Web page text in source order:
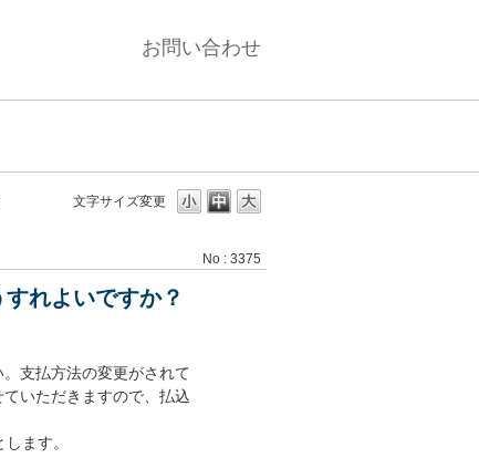
お問い合わせ
文字サイズ変更
No : 3375
れよいですか？
支払方法の変更がされて
いただきますので、払込
ます。